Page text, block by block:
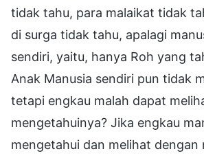
tidak tahu, para malaikat tidak
di surga tidak tahu, apalagi
sendiri, yaitu, hanya Roh yang
Anak Manusia sendiri pun tidak
tetapi engkau malah dapat
mengetahuinya? Jika engkau
mengetahui dan melihat dengan